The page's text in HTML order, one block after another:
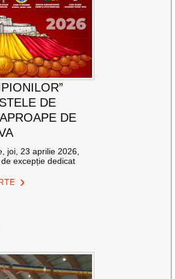
DE
DE
joi, 23 aprilie 2026,
excepție dedicat